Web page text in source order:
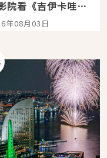
院看《吉伊卡哇》
？日本重金屬樂團
首」會長與nagano
年08月03日